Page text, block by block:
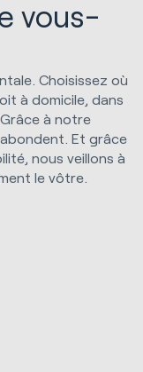
vous-
Choisissez où
à domicile, dans
à notre
Et grâce
nous veillons à
le vôtre.